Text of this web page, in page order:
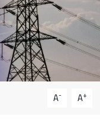
A- A+